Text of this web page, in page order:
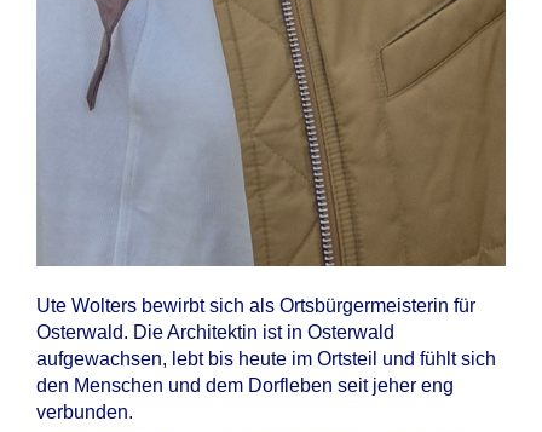
Ute Wolters bewirbt sich als Ortsbürgermeisterin für
Osterwald. Die Architektin ist in Osterwald
aufgewachsen, lebt bis heute im Ortsteil und fühlt sich
den Menschen und dem Dorfleben seit jeher eng
verbunden.